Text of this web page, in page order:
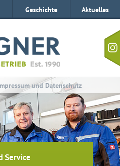
Geschichte Aktuelles
und Datenschutz
Sie
uns
auf
Service